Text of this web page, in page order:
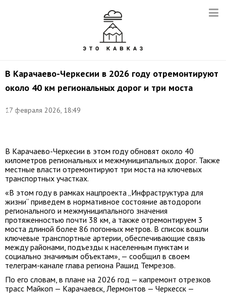
В Карачаево-Черкесии в 2026 году отремонтируют
около 40 км региональных дорог и три моста
17 февраля 2026, 18:49
Арсен
В Карачаево-Черкесии в этом году обновят около 40
километров региональных и межмуниципальных дорог. Также
местные власти отремонтируют три моста на ключевых
транспортных участках.
«В этом году в рамках нацпроекта „Инфраструктура для
жизни“ приведем в нормативное состояние автодороги
регионального и межмуниципального значения
протяженностью почти 38 км, а также отремонтируем 3
моста длиной более 86 погонных метров. В список вошли
ключевые транспортные артерии, обеспечивающие связь
между районами, подъезды к населенным пунктам и
социально значимым объектам», — сообщил в своем
телеграм-канале глава региона Рашид Темрезов.
По его словам, в плане на 2026 год — капремонт отрезков
трасс Майкоп — Карачаевск, Лермонтов — Черкесск —